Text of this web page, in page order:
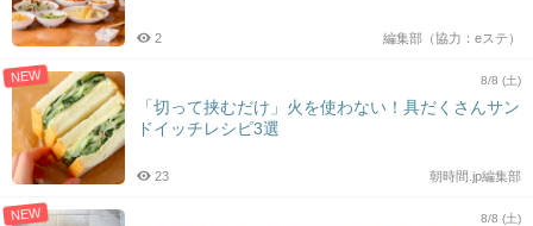
編集部（協力：eステ）
2
NEW 8/8 (土)
「切って挟むだけ」火を使わない！具だくさんサン
ドイッチレシピ3選
朝時間.jp編集部
23
NEW 8/8 (土)